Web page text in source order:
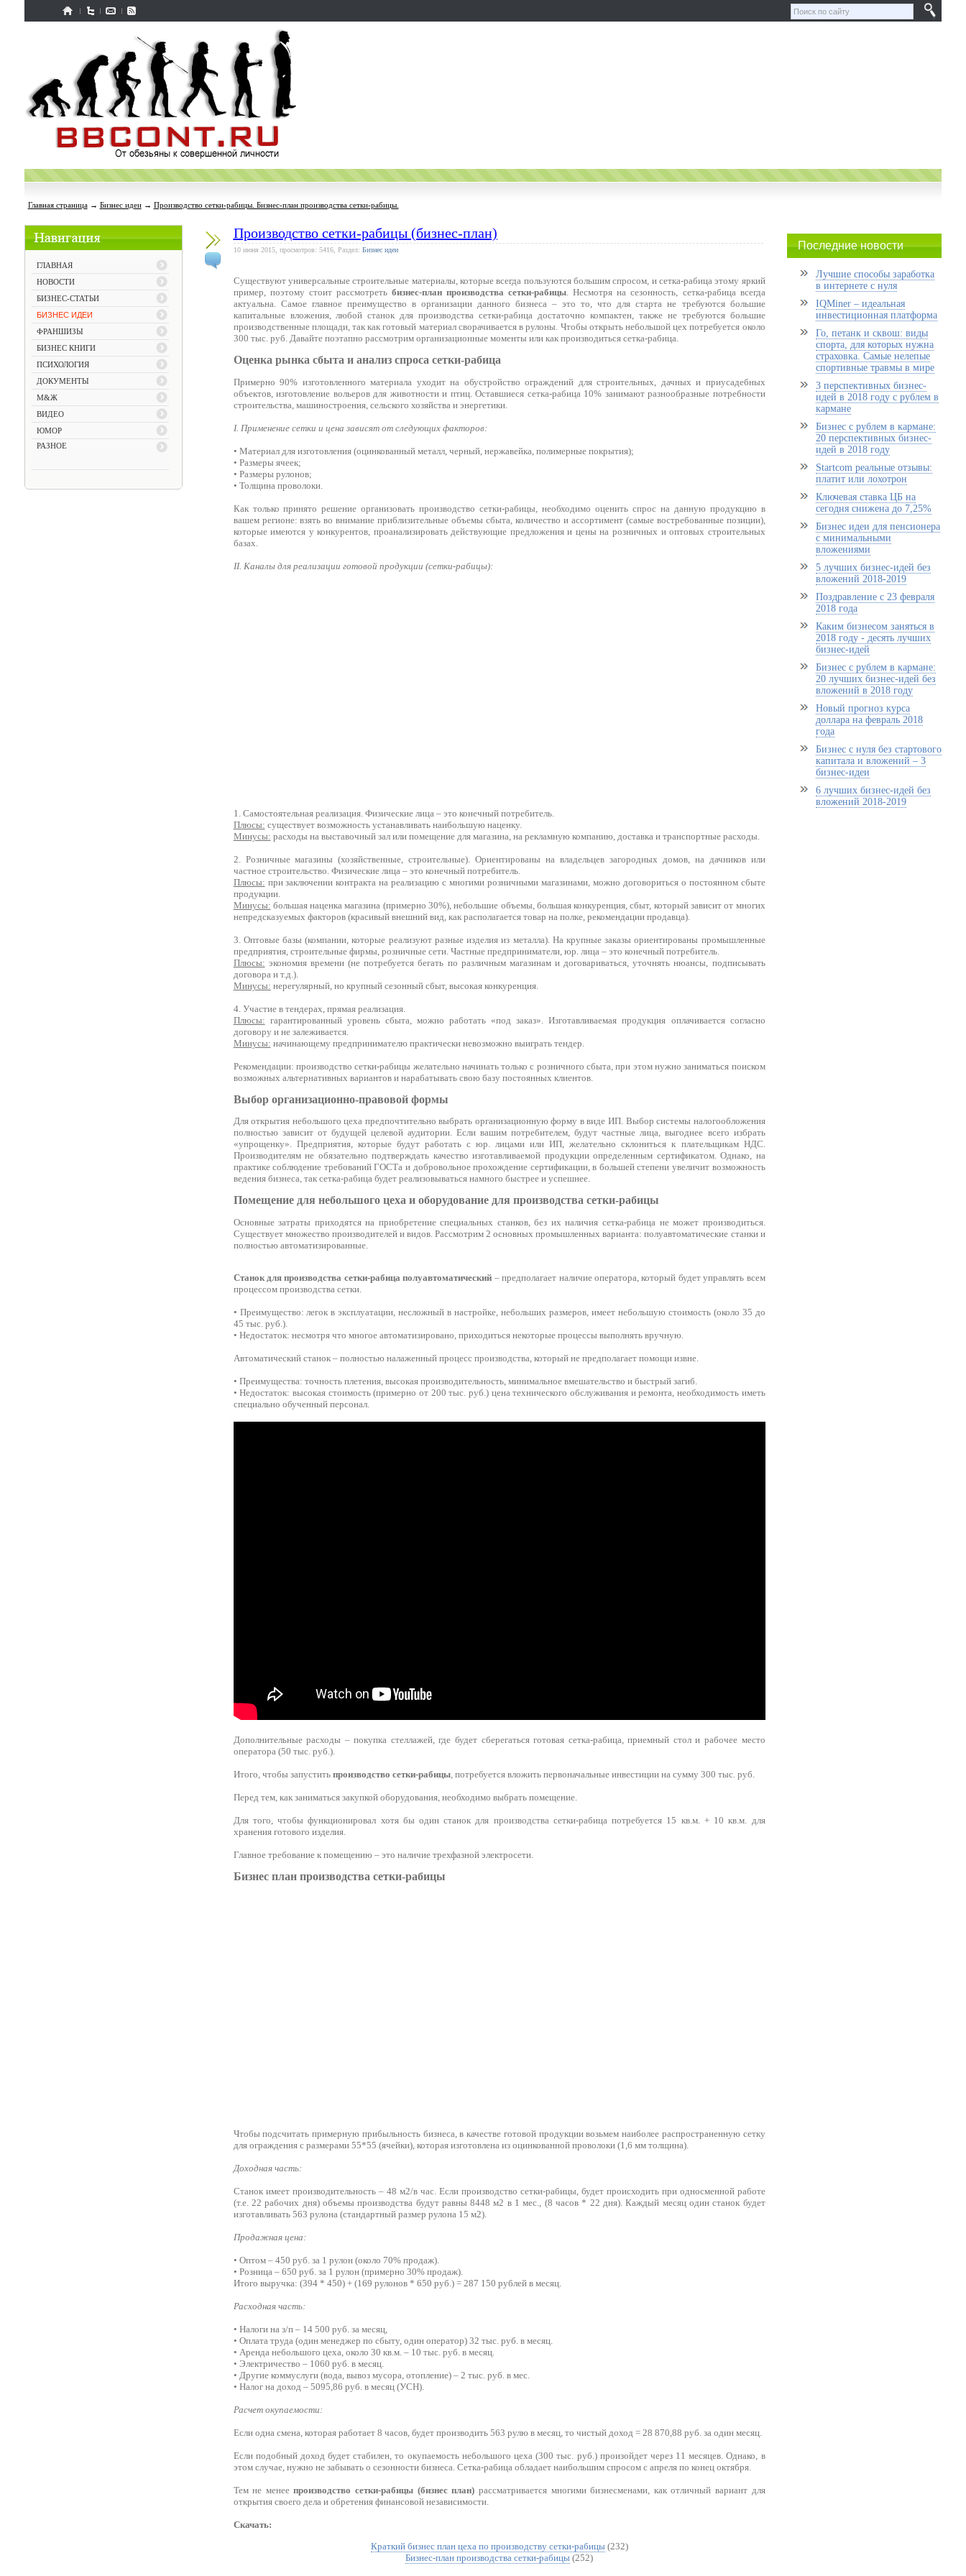
Главная страница→ Бизнес идеи→ Производство сетки-рабицы. Бизнес-план производства сетки-рабицы.
ГЛАВНАЯ
НОВОСТИ
БИЗНЕС-СТАТЬИ
БИЗНЕС ИДЕИ
ФРАНШИЗЫ
БИЗНЕС КНИГИ
ПСИХОЛОГИЯ
ДОКУМЕНТЫ
М&Ж
ВИДЕО
ЮМОР
РАЗНОЕ
Производство сетки-рабицы (бизнес-план)
10 июня 2015, просмотров: 5416, Раздел: Бизнес идеи
Существуют универсальные строительные материалы, которые всегда пользуются большим спросом, и сетка-рабица этому яркий
пример, поэтому стоит рассмотреть бизнес-план производства сетки-рабицы. Несмотря на сезонность, сетка-рабица всегда
актуальна. Самое главное преимущество в организации данного бизнеса – это то, что для старта не требуются большие
капитальные вложения, любой станок для производства сетки-рабица достаточно компактен, также не требуются большие
производственные площади, так как готовый материал сворачивается в рулоны. Чтобы открыть небольшой цех потребуется около
300 тыс. руб. Давайте поэтапно рассмотрим организационные моменты или как производиться сетка-рабица.
Оценка рынка сбыта и анализ спроса сетки-рабица
Примерно 90% изготовленного материала уходит на обустройство ограждений для строительных, дачных и приусадебных
объектов, изготовление вольеров для животности и птиц. Оставшиеся сетка-рабица 10% занимают разнообразные потребности
строительства, машиностроения, сельского хозяйства и энергетики.
I. Применение сетки и цена зависят от следующих факторов:
• Материал для изготовления (оцинкованный металл, черный, нержавейка, полимерные покрытия);
• Размеры ячеек;
• Размеры рулонов;
• Толщина проволоки.
Как только принято решение организовать производство сетки-рабицы, необходимо оценить спрос на данную продукцию в
вашем регионе: взять во внимание приблизительные объемы сбыта, количество и ассортимент (самые востребованные позиции),
которые имеются у конкурентов, проанализировать действующие предложения и цены на розничных и оптовых строительных
базах.
II. Каналы для реализации готовой продукции (сетки-рабицы):
1. Самостоятельная реализация. Физические лица – это конечный потребитель.
Плюсы: существует возможность устанавливать наибольшую наценку.
Минусы: расходы на выставочный зал или помещение для магазина, на рекламную компанию, доставка и транспортные расходы.
2. Розничные магазины (хозяйственные, строительные). Ориентированы на владельцев загородных домов, на дачников или
частное строительство. Физические лица – это конечный потребитель.
Плюсы: при заключении контракта на реализацию с многими розничными магазинами, можно договориться о постоянном сбыте
продукции.
Минусы: большая наценка магазина (примерно 30%), небольшие объемы, большая конкуренция, сбыт, который зависит от многих
непредсказуемых факторов (красивый внешний вид, как располагается товар на полке, рекомендации продавца).
3. Оптовые базы (компании, которые реализуют разные изделия из металла). На крупные заказы ориентированы промышленные
предприятия, строительные фирмы, розничные сети. Частные предприниматели, юр. лица – это конечный потребитель.
Плюсы: экономия времени (не потребуется бегать по различным магазинам и договариваться, уточнять нюансы, подписывать
договора и т.д.).
Минусы: нерегулярный, но крупный сезонный сбыт, высокая конкуренция.
4. Участие в тендерах, прямая реализация.
Плюсы: гарантированный уровень сбыта, можно работать «под заказ». Изготавливаемая продукция оплачивается согласно
договору и не залеживается.
Минусы: начинающему предпринимателю практически невозможно выиграть тендер.
Рекомендации: производство сетки-рабицы желательно начинать только с розничного сбыта, при этом нужно заниматься поиском
возможных альтернативных вариантов и нарабатывать свою базу постоянных клиентов.
Выбор организационно-правовой формы
Для открытия небольшого цеха предпочтительно выбрать организационную форму в виде ИП. Выбор системы налогообложения
полностью зависит от будущей целевой аудитории. Если вашим потребителем, будут частные лица, выгоднее всего избрать
«упрощенку». Предприятия, которые будут работать с юр. лицами или ИП, желательно склониться к плательщикам НДС.
Производителям не обязательно подтверждать качество изготавливаемой продукции определенным сертификатом. Однако, на
практике соблюдение требований ГОСТа и добровольное прохождение сертификации, в большей степени увеличит возможность
ведения бизнеса, так сетка-рабица будет реализовываться намного быстрее и успешнее.
Помещение для небольшого цеха и оборудование для производства сетки-рабицы
Основные затраты приходятся на приобретение специальных станков, без их наличия сетка-рабица не может производиться.
Существует множество производителей и видов. Рассмотрим 2 основных промышленных варианта: полуавтоматические станки и
полностью автоматизированные.
Станок для производства сетки-рабица полуавтоматический – предполагает наличие оператора, который будет управлять всем
процессом производства сетки.
• Преимущество: легок в эксплуатации, несложный в настройке, небольших размеров, имеет небольшую стоимость (около 35 до
45 тыс. руб.).
• Недостаток: несмотря что многое автоматизировано, приходиться некоторые процессы выполнять вручную.
Автоматический станок – полностью налаженный процесс производства, который не предполагает помощи извне.
• Преимущества: точность плетения, высокая производительность, минимальное вмешательство и быстрый загиб.
• Недостаток: высокая стоимость (примерно от 200 тыс. руб.) цена технического обслуживания и ремонта, необходимость иметь
специально обученный персонал.
Дополнительные расходы – покупка стеллажей, где будет сберегаться готовая сетка-рабица, приемный стол и рабочее место
оператора (50 тыс. руб.).
Итого, чтобы запустить производство сетки-рабицы, потребуется вложить первоначальные инвестиции на сумму 300 тыс. руб.
Перед тем, как заниматься закупкой оборудования, необходимо выбрать помещение.
Для того, чтобы функционировал хотя бы один станок для производства сетки-рабица потребуется 15 кв.м. + 10 кв.м. для
хранения готового изделия.
Главное требование к помещению – это наличие трехфазной электросети.
Бизнес план производства сетки-рабицы
Чтобы подсчитать примерную прибыльность бизнеса, в качестве готовой продукции возьмем наиболее распространенную сетку
для ограждения с размерами 55*55 (ячейки), которая изготовлена из оцинкованной проволоки (1,6 мм толщина).
Доходная часть:
Станок имеет производительность – 48 м2/в час. Если производство сетки-рабицы, будет происходить при односменной работе
(т.е. 22 рабочих дня) объемы производства будут равны 8448 м2 в 1 мес., (8 часов * 22 дня). Каждый месяц один станок будет
изготавливать 563 рулона (стандартный размер рулона 15 м2).
Продажная цена:
• Оптом – 450 руб. за 1 рулон (около 70% продаж).
• Розница – 650 руб. за 1 рулон (примерно 30% продаж).
Итого выручка: (394 * 450) + (169 рулонов * 650 руб.) = 287 150 рублей в месяц.
Расходная часть:
• Налоги на з/п – 14 500 руб. за месяц,
• Оплата труда (один менеджер по сбыту, один оператор) 32 тыс. руб. в месяц.
• Аренда небольшого цеха, около 30 кв.м. – 10 тыс. руб. в месяц.
• Электричество – 1060 руб. в месяц.
• Другие коммуслуги (вода, вывоз мусора, отопление) – 2 тыс. руб. в мес.
• Налог на доход – 5095,86 руб. в месяц (УСН).
Расчет окупаемости:
Если одна смена, которая работает 8 часов, будет производить 563 рулю в месяц, то чистый доход = 28 870,88 руб. за один месяц.
Если подобный доход будет стабилен, то окупаемость небольшого цеха (300 тыс. руб.) произойдет через 11 месяцев. Однако, в
этом случае, нужно не забывать о сезонности бизнеса. Сетка-рабица обладает наибольшим спросом с апреля по конец октября.
Тем не менеепроизводство сетки-рабицы (бизнес план) рассматривается многими бизнесменами, как отличный вариант для
открытия своего дела и обретения финансовой независимости.
Скачать:
Краткий бизнес план цеха по производству сетки-рабицы(232)
Бизнес-план производства сетки-рабицы (252)
Последние новости
Лучшие способы заработка
в интернете с нуля
IQMiner – идеальная
инвестиционная платформа
Го, петанк и сквош: виды
спорта, для которых нужна
страховка. Самые нелепые
спортивные травмы в мире
3 перспективных бизнес-
идей в 2018 году с рублем в
кармане
Бизнес с рублем в кармане:
20 перспективных бизнес-
идей в 2018 году
Startcom реальные отзывы:
платит или лохотрон
Ключевая ставка ЦБ на
сегодня снижена до 7,25%
Бизнес идеи для пенсионера
с минимальными
вложениями
5 лучших бизнес-идей без
вложений 2018-2019
Поздравление с 23 февраля
2018 года
Каким бизнесом заняться в
2018 году - десять лучших
бизнес-идей
Бизнес с рублем в кармане:
20 лучших бизнес-идей без
вложений в 2018 году
Новый прогноз курса
доллара на февраль 2018
года
Бизнес с нуля без стартового
капитала и вложений – 3
бизнес-идеи
6 лучших бизнес-идей без
вложений 2018-2019